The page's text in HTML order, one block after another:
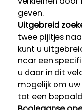
geven.
Uitgebreid
twee pijltjes
kunt u
naar een
u daar in dit
mogelijk om
tot een